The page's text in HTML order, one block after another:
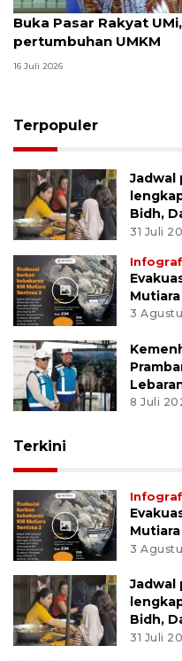
Buka Pasar Rakyat
pertumbuhan UMKM
16 Juli 2026
Terpopuler
Jadwal
Bidh,
31 Juli
3
8 Juli
Terkini
3
Jadwal
Bidh,
31 Juli